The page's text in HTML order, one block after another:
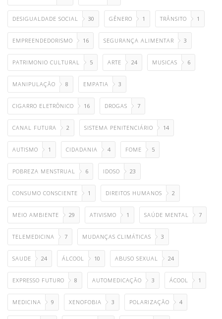
DESIGUALDADE SOCIAL 30 GÊNERO 1 TRÂNSITO 1
EMPREENDEDORISMO 16 SEGURANÇA ALIMENTAR 3
PATRIMONIO CULTURAL 5 ARTE 24 MUSICAS 6
MANIPULAÇÃO 8 EMPATIA 3
CIGARRO ELETRÔNICO 16 DROGAS 7
CANAL FUTURA 2 SISTEMA PENITENCIÁRIO 14
AUTISMO 1 CIDADANIA 4 FOME 5
POBREZA MENSTRUAL 6 IDOSO 23
CONSUMO CONSCIENTE 1 DIREITOS HUMANOS 2
MEIO AMBIENTE 29 ATIVISMO 1 SAÚDE MENTAL 7
TELEMEDICINA 7 MUDANÇAS CLIMÁTICAS 3
SAUDE 24 ÁLCOOL 10 ABUSO SEXUAL 24
EXPRESSO FUTURO 8 AUTOMEDICAÇÃO 3 ÁCOOL 1
MEDICINA 9 XENOFOBIA 3 POLARIZAÇÃO 4